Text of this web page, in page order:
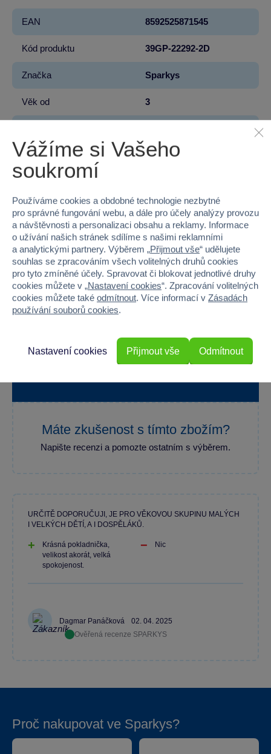
EAN 8592525871545
Kód produktu 39GP-22292-2D
Značka Sparkys
Věk od 3
Materiál KERAMIKA
Výška 13.2
Hloubka 12
Hmotnost v gramech 417
Průměr z 1 hodnocení
Máte zkušenost s tímto zbožím?
Napište recenzi a pomozte ostatním s výběrem.
Dagmar Panáčková
02. 04. 2025
Ověřená recenze SPARKYS
URČITĚ DOPORUČUJI, JE PRO VĚKOVOU SKUPINU MALÝCH
I VELKÝCH DĚTÍ, A I DOSPĚLÁKŮ.
Krásná pokladnička,
velikost akorát, velká
spokojenost.
Nic
Proč nakupovat ve Sparkys?
Vážíme si Vašeho
soukromí
Používáme cookies a obdobné technologie nezbytné
pro správné fungování webu, a dále pro účely analýzy provozu
a návštěvnosti a personalizaci obsahu a reklamy. Informace
o užívání našich stránek sdílíme s našimi reklamními
a analytickými partnery. Výběrem „Přijmout vše“ udělujete
souhlas se zpracováním všech volitelných druhů cookies
pro tyto zmíněné účely. Spravovat či blokovat jednotlivé druhy
cookies můžete v „Nastavení cookies“. Zpracování volitelných
cookies můžete také odmítnout. Více informací v Zásadách
používání souborů cookies.
Odmítnout
Nastavení cookies Přijmout vše